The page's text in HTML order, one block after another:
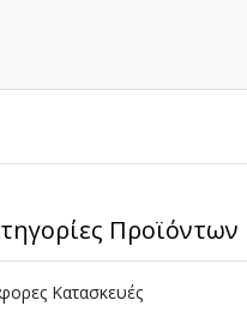
Προϊόντων
Κατασκευές